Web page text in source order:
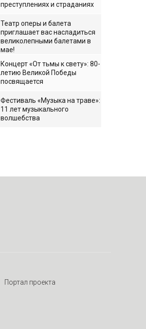
преступлениях и страданиях
Театр оперы и балета
приглашает вас насладиться
великолепными балетами в
мае!
Концерт «От тьмы к свету»: 80-
летию Великой Победы
посвящается
Фестиваль «Музыка на траве»:
11 лет музыкального
волшебства
Портал проекта